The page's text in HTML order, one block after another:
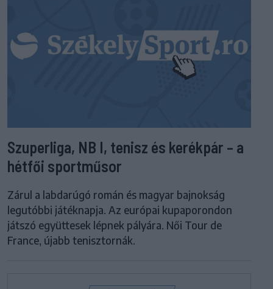
Szuperliga, NB I, tenisz és kerékpár – a
hétfői sportműsor
Zárul a labdarúgó román és magyar bajnokság
legutóbbi játéknapja. Az európai kupaporondon
játszó együttesek lépnek pályára. Női Tour de
France, újabb tenisztornák.